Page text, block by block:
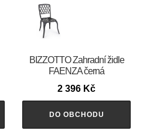
BIZZOTTO Zahradní židle
FAENZA černá
2 396 Kč
DO OBCHODU